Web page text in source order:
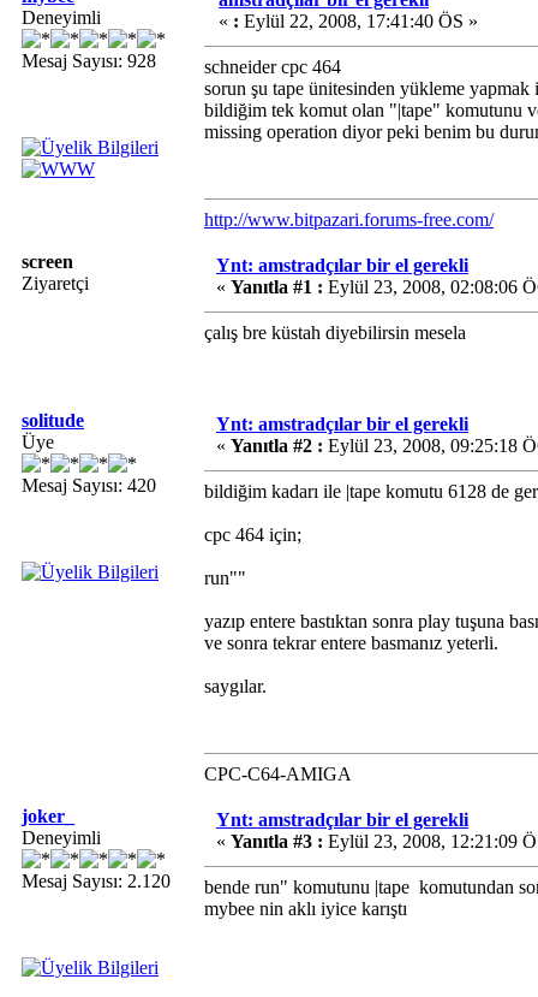
Deneyimli
Mesaj Sayısı: 928
« : Eylül 22, 2008, 17:41:40 ÖS »
schneider cpc 464
sorun şu tape ünitesinden yükleme
bildiğim tek komut olan "|tape" komutunu
missing operation diyor peki benim bu
http://www.bitpazari.forums-free.com/
screen
Ziyaretçi
Ynt: amstradçılar bir el gerekli
« Yanıtla #1 : Eylül 23, 2008, 02:08:06
çalış bre küstah diyebilirsin mesela
solitude
Üye
Mesaj Sayısı: 420
Ynt: amstradçılar bir el gerekli
« Yanıtla #2 : Eylül 23, 2008, 09:25:18
bildiğim kadarı ile |tape komutu 6128 de
cpc 464 için;
run""
yazıp entere bastıktan sonra play tuşuna
ve sonra tekrar entere basmanız yeterli.
saygılar.
CPC-C64-AMIGA
joker_
Deneyimli
Mesaj Sayısı: 2.120
Ynt: amstradçılar bir el gerekli
« Yanıtla #3 : Eylül 23, 2008, 12:21:09
bende run" komutunu |tape komutundan
mybee nin aklı iyice karıştı